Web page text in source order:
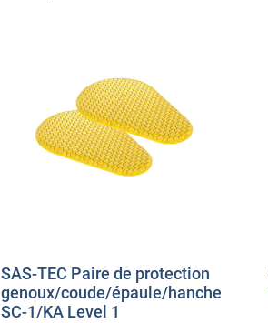
SAS-TEC Paire de protection
genoux/coude/épaule/hanche
SC-1/KA Level 1